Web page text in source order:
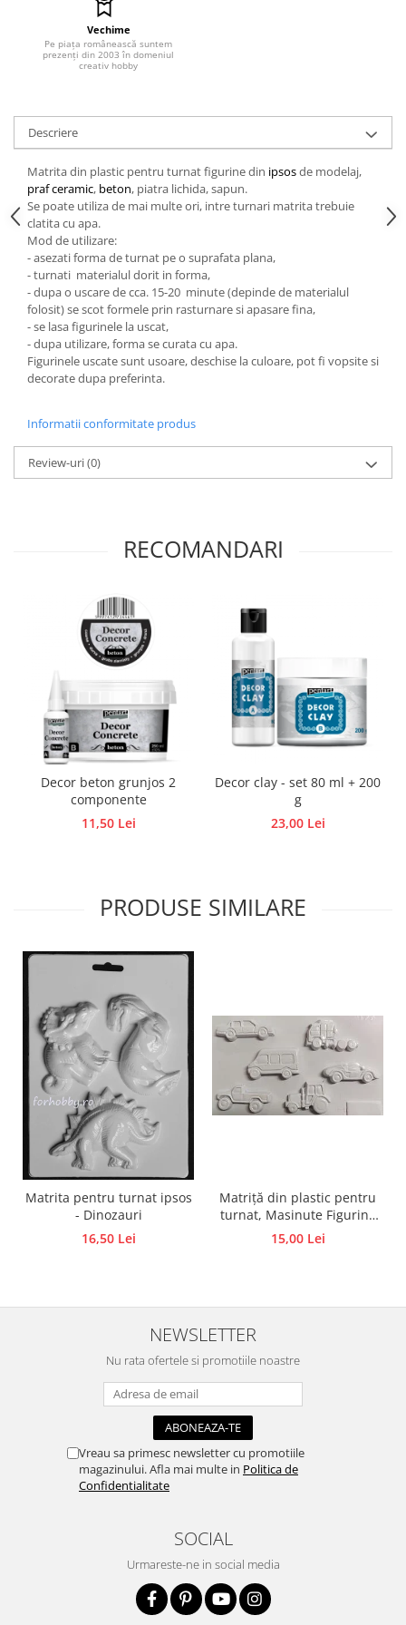
Carton/Hartie efecte speciale
Carton/Hartie Scrapbooking
Hartie creponata
Hartie dantelata
Hartie matase
Hartie origami
Hartie reciclata/manuala
Plicuri
Carton
Rame, albume, notesuri
Masti
Forme/Figurine carton
Panglici, snururi, sarma
Snur/sfoara/fir
Metal
Stampile, sigilii
Stampile lemn
Stampile silicon
Ustensile, aparate
Cutter, trimmer
Perforatoare
Pistoale de lipit
Traforaj, pirogravura
Hartie creponata
Plante uscate
Materiale textile
Articole din bumbac
Modele termoadezive
Saculeti
Design cofetarie
Forme pentru turnat ciocolata
Mozaic
Pictura pe fata si corp
Vopsea pentru fata si corp
Accesorii pictura pe fata
Vechime
Pe piața românească suntem
prezenți din 2003 în domeniul
creativ hobby
Descriere
Matrita din plastic pentru turnat figurine din ipsosde modelaj,
praf ceramic, beton, piatra lichida, sapun.
Se poate utiliza de mai multe ori, intre turnari matrita trebuie
clatita cu apa.
Mod de utilizare:
- asezati forma de turnat pe o suprafata plana,
- turnati materialul dorit in forma,
- dupa o uscare de cca. 15-20 minute (depinde de materialul
folosit) se scot formele prin rasturnare si apasare fina,
- se lasa figurinele la uscat,
- dupa utilizare, forma se curata cu apa.
Figurinele uscate sunt usoare, deschise la culoare, pot fi vopsite si
decorate dupa preferinta.
Informatii conformitate produs
Review-uri(0)
RECOMANDARI
Decor beton grunjos 2
componente
11,50 Lei
Decor clay - set 80 ml + 200
g
23,00 Lei
PRODUSE SIMILARE
Matrita pentru turnat ipsos
- Dinozauri
16,50 Lei
Matriță din plastic pentru
turnat, Masinute Figurine
din ipsos, praf ceramic,
beton, piatră lichidă sau
15,00 Lei
NEWSLETTER
Nu rata ofertele si promotiile noastre
Vreau sa primesc newsletter cu promotiile
magazinului. Afla mai multe in Politica de
Confidentialitate
SOCIAL
Urmareste-ne in social media